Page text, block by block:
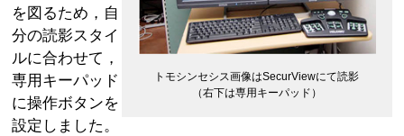
トモシンセシス画像はSecurViewにて読影
（右下は専用キーパッド）
を図るため，自
分の読影スタイ
ルに合わせて，
専用キーパッド
に操作ボタンを
設定しました。